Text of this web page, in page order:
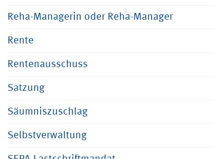
Reha-Managerin oder Reha-Manager
Rente
Rentenausschuss
Satzung
Säumniszuschlag
Selbstverwaltung